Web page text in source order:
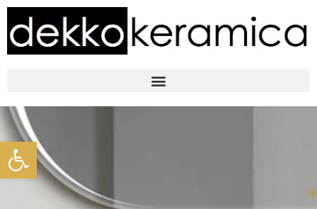
Abrir barra de herramientas